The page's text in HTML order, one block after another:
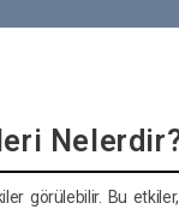
görülebilir. Bu